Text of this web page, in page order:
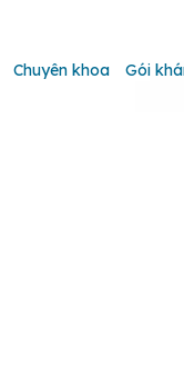
Chuyên khoa Gói